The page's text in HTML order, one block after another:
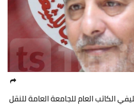
الكاتب العام للجامعة العامة للنقل